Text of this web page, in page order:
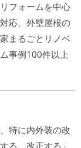
フォームを中心
応、外壁屋根の
まるごとリノベ
事例100件以上
特に内外装の改
る、改正する」